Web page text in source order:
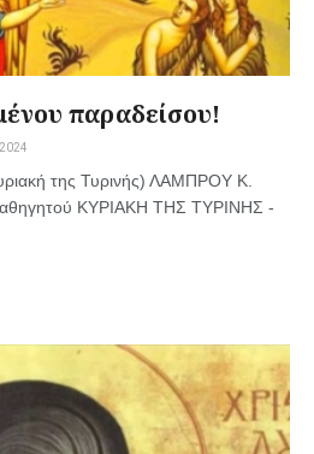
παραδείσου!
της Τυρινής) ΛΑΜΠΡΟΥ Κ.
ΚΥΡΙΑΚΗ ΤΗΣ ΤΥΡΙΝΗΣ -